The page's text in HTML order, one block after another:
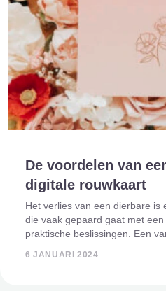
De voordelen van
digitale rouwkaart
Het verlies van een dierbare is
die vaak gepaard gaat met
praktische beslissingen. Een
6 JANUARI 2024